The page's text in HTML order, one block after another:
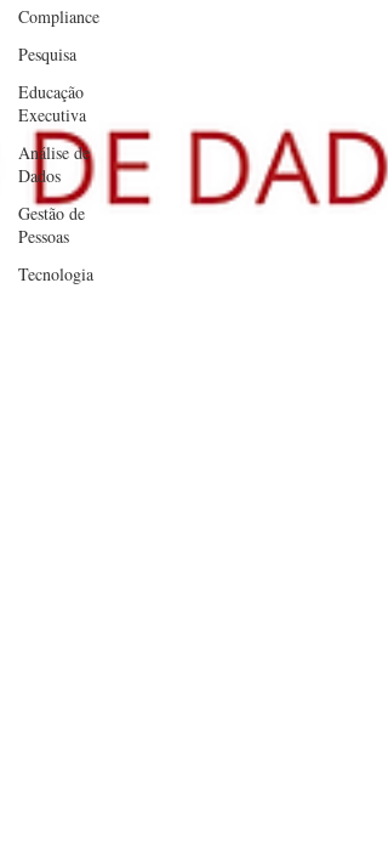
Compliance
Pesquisa
Educação
Executiva
Análise de
Dados
Gestão de
Pessoas
Tecnologia